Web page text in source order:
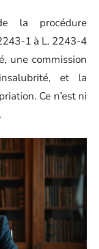
la procédure
1 à L. 2243-4
une commission
et la
Ce n’est ni